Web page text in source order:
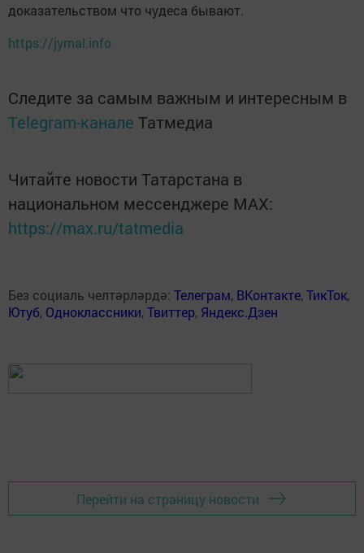
доказательством что чудеса бывают.
https://jyrnal.info
Следите за самым важным и интересным в
Telegram-канале Татмедиа
Читайте новости Татарстана в
национальном мессенджере MАХ:
https://max.ru/tatmedia
Без социаль челтәрләрдә: Телеграм, ВКонтакте,ТикТок,
Ютуб, Одноклассники,Твиттер, Яндекс.Дзен
Перейти на страницу новости